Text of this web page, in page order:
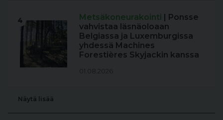
4 Metsäkoneurakointi | Ponsse
vahvistaa läsnäoloaan
Belgiassa ja Luxemburgissa
yhdessä Machines
Forestières Skyjackin kanssa
01.08.2026
Näytä lisää